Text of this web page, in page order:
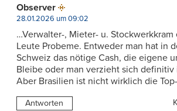
Observer
28.01.2026 um 09:02
…Verwalter-, Mieter- u. Stockwerkkram
Leute Probeme. Entweder man hat in
Schweiz das nötige Cash, die eigene
Bleibe oder man verzieht sich definitiv
Aber Brasilien ist nicht wirklich die
Antworten